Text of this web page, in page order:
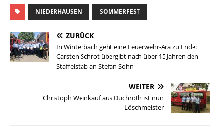
NIEDERHAUSEN SOMMERFEST
ZURÜCK
In Winterbach geht eine Feuerwehr-Ära zu Ende:
Carsten Schrot übergibt nach über 15 Jahren den
Staffelstab an Stefan Sohn
WEITER
Christoph Weinkauf aus Duchroth ist nun
Löschmeister